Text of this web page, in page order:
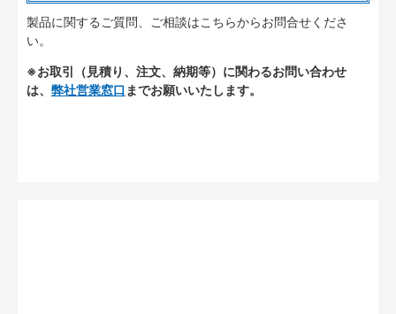
製品に関するご質問、ご相談はこちらからお問合せくださ
い。
※お取引（見積り、注文、納期等）に関わるお問い合わせ
は、 弊社営業窓口 までお願いいたします。